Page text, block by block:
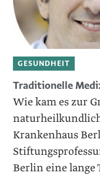
GESUNDHEIT
Traditionelle
Wie kam es zur
Krankenhaus
Berlin eine lange